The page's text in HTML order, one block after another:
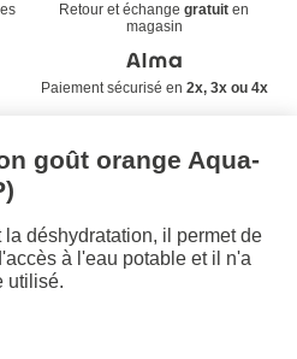
Retour et échangegratuit en
magasin
Paiement sécurisé en 2x, 3x ou 4x
goût orange Aqua-
déshydratation, il permet de
à l'eau potable et il n'a
utilisé.